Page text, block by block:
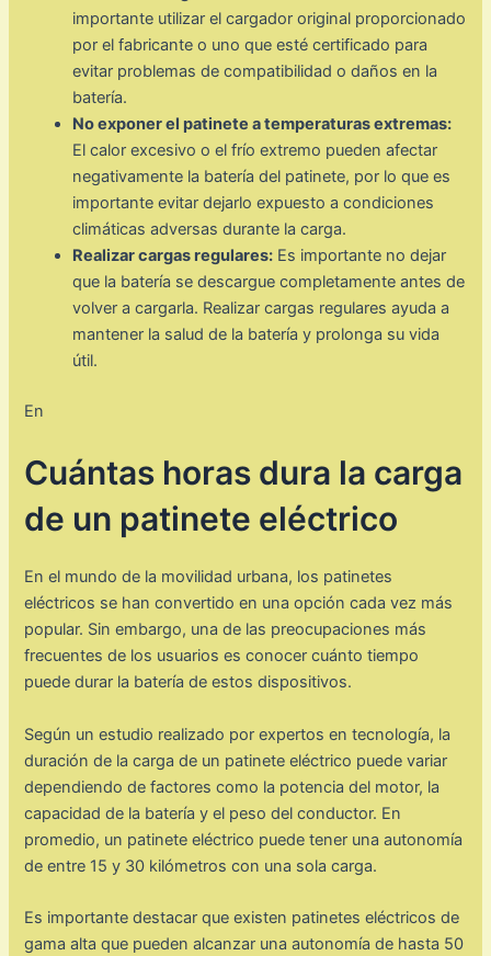
importante utilizar el cargador original proporcionado
por el fabricante o uno que esté certificado para
evitar problemas de compatibilidad o daños en la
batería.
No exponer el patinete a temperaturas extremas:
El calor excesivo o el frío extremo pueden afectar
negativamente la batería del patinete, por lo que es
importante evitar dejarlo expuesto a condiciones
climáticas adversas durante la carga.
Realizar cargas regulares: Es importante no dejar
que la batería se descargue completamente antes de
volver a cargarla. Realizar cargas regulares ayuda a
mantener la salud de la batería y prolonga su vida
útil.
En
Cuántas horas dura la carga
de un patinete eléctrico
En el mundo de la movilidad urbana, los patinetes
eléctricos se han convertido en una opción cada vez más
popular. Sin embargo, una de las preocupaciones más
frecuentes de los usuarios es conocer cuánto tiempo
puede durar la batería de estos dispositivos.
Según un estudio realizado por expertos en tecnología, la
duración de la carga de un patinete eléctrico puede variar
dependiendo de factores como la potencia del motor, la
capacidad de la batería y el peso del conductor. En
promedio, un patinete eléctrico puede tener una autonomía
de entre 15 y 30 kilómetros con una sola carga.
Es importante destacar que existen patinetes eléctricos de
gama alta que pueden alcanzar una autonomía de hasta 50